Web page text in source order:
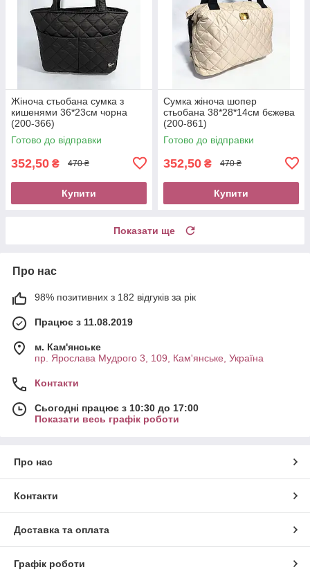
Жіноча стьобана сумка з
кишенями 36*23см чорна
(200-366)
Готово до відправки
352,50 ₴ 470 ₴
Купити
Сумка жіноча шопер
стьобана 38*28*14см бєжева
(200-861)
Готово до відправки
352,50 ₴ 470 ₴
Купити
Показати ще
Про нас
98% позитивних з 182 відгуків за рік
Працює з 11.08.2019
м. Кам'янське
пр. Ярослава Мудрого 3, 109, Кам'янське, Україна
Контакти
Сьогодні працює з 10:30 до 17:00
Показати весь графік роботи
Про нас
Контакти
Доставка та оплата
Графік роботи